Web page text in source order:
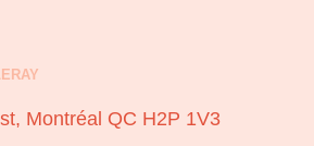
Montréal QC H2P 1V3